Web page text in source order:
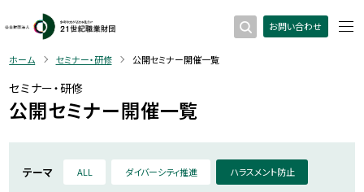
お問い合わせ
ホーム セミナー・研修 公開セミナー開催一覧
セミナー・研修
公開セミナー開催一覧
テーマ ALL ダイバーシティ推進 ハラスメント防止